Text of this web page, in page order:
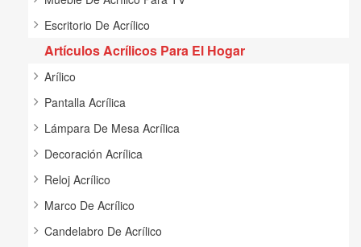
Escritorio De Acrílico
Artículos Acrílicos Para El Hogar
Arílico
Pantalla Acrílica
Lámpara De Mesa Acrílica
Decoración Acrílica
Reloj Acrílico
Marco De Acrílico
Candelabro De Acrílico